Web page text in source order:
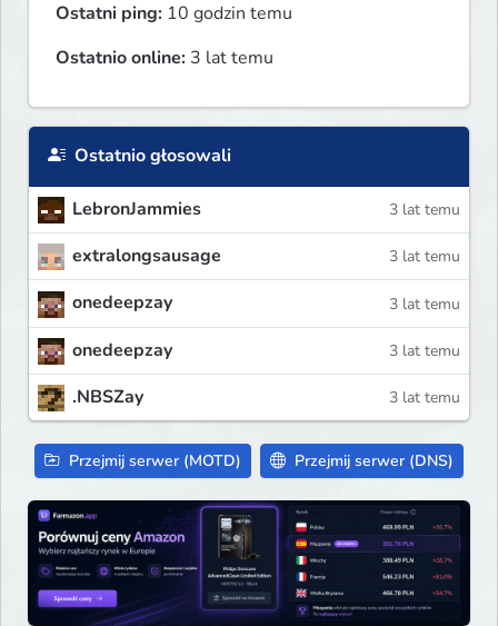
Ostatni ping: 10 godzin temu
Ostatnio online: 3 lat temu
Ostatnio głosowali
LebronJammies 3 lat temu
extralongsausage 3 lat temu
onedeepzay 3 lat temu
onedeepzay 3 lat temu
.NBSZay 3 lat temu
Przejmij serwer (MOTD) Przejmij serwer (DNS)